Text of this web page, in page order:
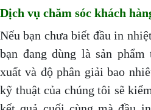
Dịch vụ chăm sóc khách
Nếu bạn chưa biết đầu in
bạn đang dùng là sản phẩm
xuất và độ phân giải bao
kỹ thuật của chúng tôi sẽ